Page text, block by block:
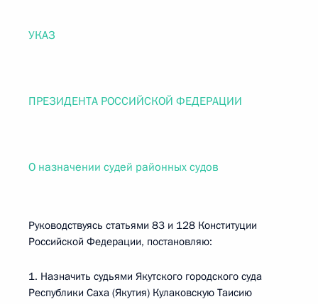
УКАЗ
ПРЕЗИДЕНТА РОССИЙСКОЙ ФЕДЕРАЦИИ
О назначении судей районных судов
Руководствуясь статьями 83 и 128 Конституции
Российской Федерации, постановляю:
1. Назначить судьями Якутского городского суда
Республики Саха (Якутия) Кулаковскую Таисию